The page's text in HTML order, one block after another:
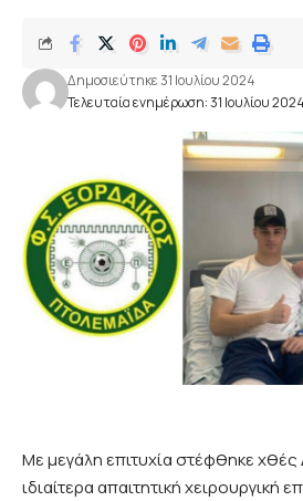
Τελευταία ενημέρωση: 31 Ιουλίου
Δημοσιεύτηκε 31 Ιουλίου 2024
Με μεγάλη επιτυχία στέφθηκε χθές
ιδιαίτερα απαιτητική χειρουργική